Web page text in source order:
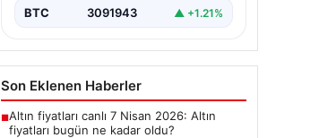
BTC 3091943 ▲ +1.21%
Son Eklenen Haberler
■Altın fiyatları canlı 7 Nisan 2026: Altın
fiyatları bugün ne kadar oldu?